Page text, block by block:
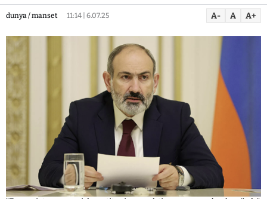
dunya / manset 11:14 | 6.07.25 A- A A+